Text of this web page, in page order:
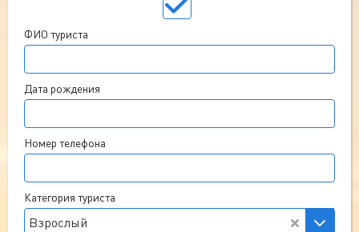
ФИО туриста
Дата рождения
Номер телефона
Категория туриста
Взрослый